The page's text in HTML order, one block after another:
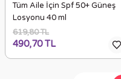
Tüm Aile İçin Spf 50+ Güneş
Losyonu 40 ml
619,80 TL
490,70 TL